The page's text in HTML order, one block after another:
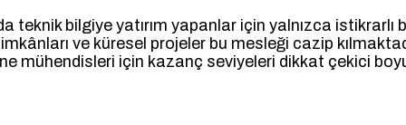
teknik bilgiye yatırım yapanlar için yalnızca
ve küresel projeler bu mesleği cazip
mühendisleri için kazanç seviyeleri dikkat çekici